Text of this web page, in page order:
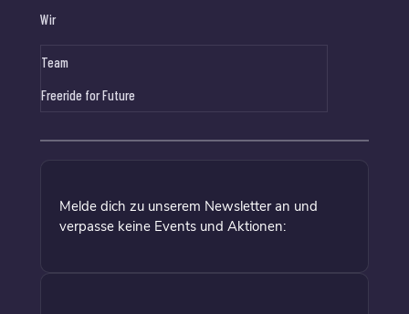
Wir
Team
Freeride for Future
Melde dich zu unserem Newsletter an und
verpasse keine Events und Aktionen: